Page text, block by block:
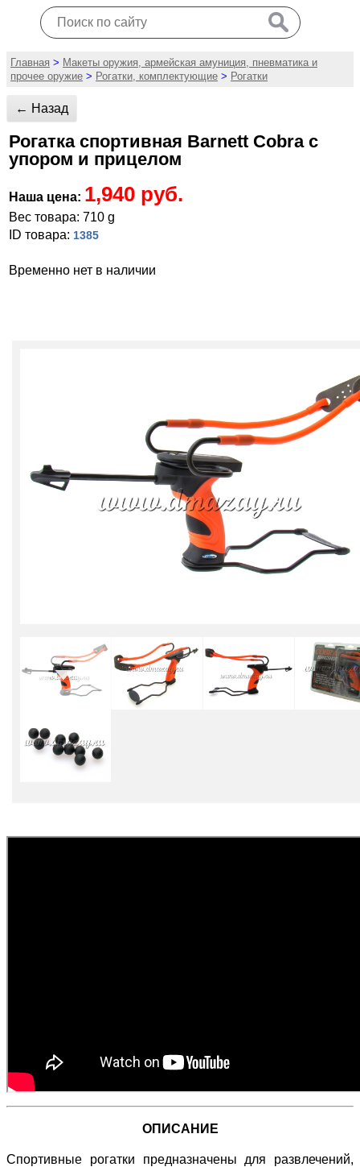
Главная > Макеты оружия, армейская амуниция, пневматика и
прочее оружие > Рогатки, комплектующие > Рогатки
← Назад
Рогатка спортивная Barnett Cobra с
упором и прицелом
Наша цена: 1,940 руб.
Вес товара: 710 g
ID товара: 1385
Временно нет в наличии
ОПИСАНИЕ
Спортивные рогатки предназначены для развлечений,